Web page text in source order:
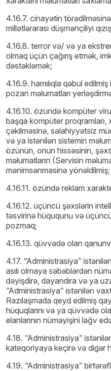
4.16.7. cinayətin
millətlərarası düşmənçiliyi
4.16.8. terror və/ və ya
olmaq üçün çağırış etmək,
dəstəkləmək;
4.16.9. hamılıqla qəbul
pozan məlumatları
4.16.10. özündə kompüter
başqa kompüter proqramları,
çəkilməsinə, səlahiyyətsiz
və ya istənilən sistemin
özünün, onun hissəsinin,
məlumatların (Servisin
mənimsənməsinə yönəldilmiş;
4.16.11. özündə reklam
4.16.12. üçüncü şəxslərin
təsvirinə hüququnu və
pozmaq;
4.16.13. qüvvədə olan
4.17. “Administrasiya”
asılı olmaya səbəblərdən
dəyişdirə, dayandıra və ya
“Administrasiya” istənilən
Razılaşmada qeyd edilmiş
hüquqlarını və ya qüvvədə
elanlarının nümayişini ləğv
4.18. “Administrasiya”
kateqoriyaya keçirə və digər
4.19. “Administrasiya”